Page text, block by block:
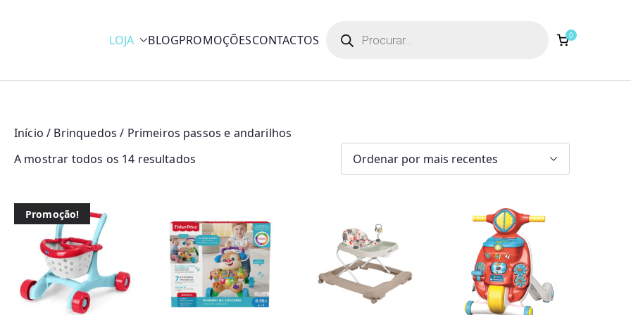
LOJA BLOGPROMOÇÕESCONTACTOS search 0
Início / Brinquedos / Primeiros passos e andarilhos
A mostrar todos os 14 resultados
e
n
a
d
o
Promoção!